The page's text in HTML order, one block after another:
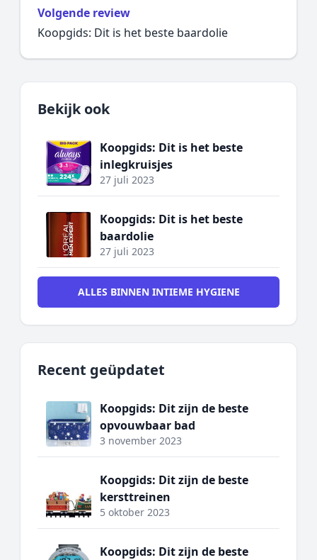
Volgende review
Koopgids: Dit is het beste baardolie
Bekijk ook
Koopgids: Dit is het beste
inlegkruisjes
27 juli 2023
Koopgids: Dit is het beste
baardolie
27 juli 2023
ALLES BINNEN INTIEME HYGIENE
Recent geüpdatet
Koopgids: Dit zijn de beste
opvouwbaar bad
3 november 2023
Koopgids: Dit zijn de beste
kersttreinen
5 oktober 2023
Koopgids: Dit zijn de beste